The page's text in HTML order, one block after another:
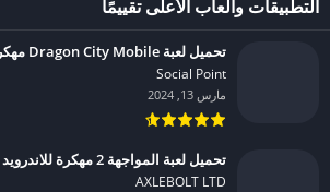
التطبيقات والعاب الأعلى تقييمًا
تحميل لعبة Dragon City Mobile مهكرة للاندرويد 2024
Social Point‏
مارس 13, 2024
تحميل لعبة المواجهة 2 مهكرة للاندرويد 2024
AXLEBOLT LTD‏